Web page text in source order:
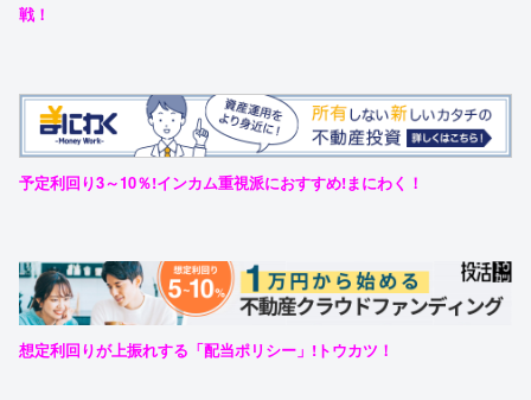
戦！
予定利回り3～10％!インカム重視派におすすめ!まにわく！
想定利回りが上振れする「配当ポリシー」!トウカツ！